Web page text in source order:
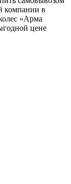
компании в
«Арма
цене